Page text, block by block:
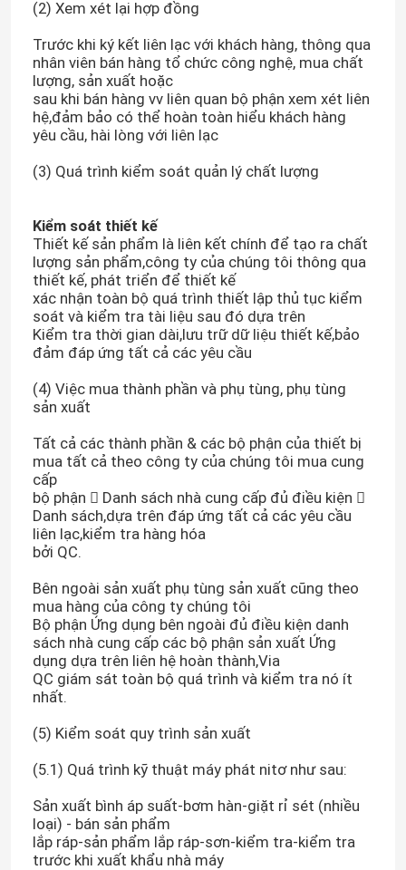
(2) Xem xét lại hợp đồng
Trước khi ký kết liên lạc với khách hàng, thông qua
nhân viên bán hàng tổ chức công nghệ, mua chất
lượng, sản xuất hoặc
sau khi bán hàng vv liên quan bộ phận xem xét liên
hệ,đảm bảo có thể hoàn toàn hiểu khách hàng
yêu cầu, hài lòng với liên lạc
(3) Quá trình kiểm soát quản lý chất lượng
Kiểm soát thiết kế
Thiết kế sản phẩm là liên kết chính để tạo ra chất
lượng sản phẩm,công ty của chúng tôi thông qua
thiết kế, phát triển để thiết kế
xác nhận toàn bộ quá trình thiết lập thủ tục kiểm
soát và kiểm tra tài liệu sau đó dựa trên
Kiểm tra thời gian dài,lưu trữ dữ liệu thiết kế,bảo
đảm đáp ứng tất cả các yêu cầu
(4) Việc mua thành phần và phụ tùng, phụ tùng
sản xuất
Tất cả các thành phần & các bộ phận của thiết bị
mua tất cả theo công ty của chúng tôi mua cung
cấp
bộ phận  Danh sách nhà cung cấp đủ điều kiện 
Danh sách,dựa trên đáp ứng tất cả các yêu cầu
liên lạc,kiểm tra hàng hóa
bởi QC.
Bên ngoài sản xuất phụ tùng sản xuất cũng theo
mua hàng của công ty chúng tôi
Bộ phận Ứng dụng bên ngoài đủ điều kiện danh
sách nhà cung cấp các bộ phận sản xuất Ứng
dụng dựa trên liên hệ hoàn thành,Via
QC giám sát toàn bộ quá trình và kiểm tra nó ít
nhất.
(5) Kiểm soát quy trình sản xuất
(5.1) Quá trình kỹ thuật máy phát nitơ như sau:
Sản xuất bình áp suất-bơm hàn-giặt rỉ sét (nhiều
loại) - bán sản phẩm
lắp ráp-sản phẩm lắp ráp-sơn-kiểm tra-kiểm tra
trước khi xuất khẩu nhà máy